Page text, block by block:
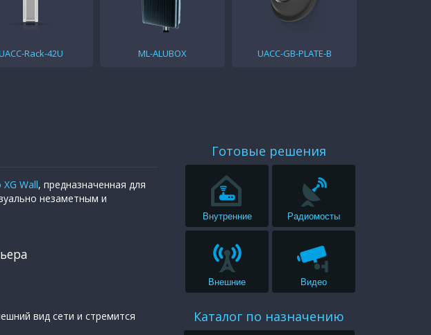
Rack-42U ML-ALUBOX UACC-GB-PLATE-B
Wall, предназначенная для
незаметным и
вид сети и стремится
Готовые решения
Внутренние Радиомосты
Внешние Видео
Каталог по назначению